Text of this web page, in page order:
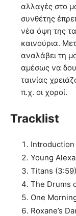
αλλαγές στο
συνθέτης
νέα όψη της
καινούρια.
αναλάβει τη
αμέσως να
ταινίας
π.χ. οι χοροί.
Tracklist
Introduction
Young
Titans (3:59)
The Drums
One
Roxane’s